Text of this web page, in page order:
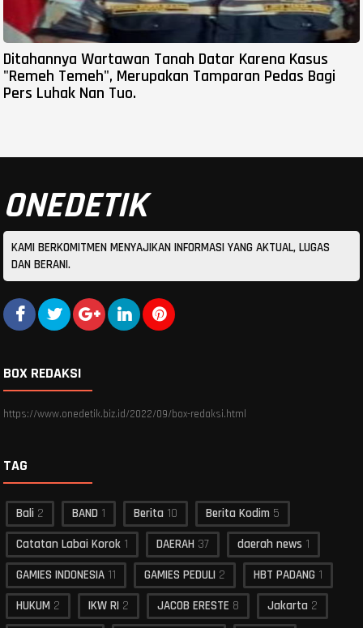
Ditahannya Wartawan Tanah Datar Karena Kasus
"Remeh Temeh", Merupakan Tamparan Pedas Bagi
Pers Luhak Nan Tuo.
ONEDETIK
KAMI BERKOMITMEN MENYAJIKAN INFORMASI YANG AKTUAL, LUGAS
DAN BERANI.
BOX REDAKSI
https://www.onedetik.biz.id/2022/09/box-redaksi.html
TAG
Bali 2 BAND 1 Berita 10 Berita Kodim 5
Catatan Labai Korok 1 DAERAH 37 daerah news 1
GAMIES INDONESIA 11 GAMIES PEDULI 2 HBT PADANG 1
HUKUM 2 IKW RI 2 JACOB ERESTE 8 Jakarta 2